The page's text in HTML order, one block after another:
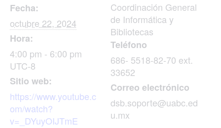
Fecha:
octubre 22, 2024
Hora:
4:00 pm - 6:00 pm
UTC-8
Sitio web:
https://www.youtube.c
om/watch?
v=_DYuyOIJTmE
Coordinación General
de Informática y
Bibliotecas
Teléfono
686- 5518-82-70 ext.
33652
Correo electrónico
dsb.soporte@uabc.ed
u.mx